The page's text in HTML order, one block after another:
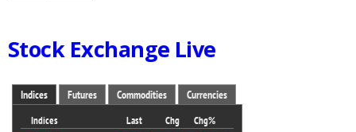
Stock Exchange Live